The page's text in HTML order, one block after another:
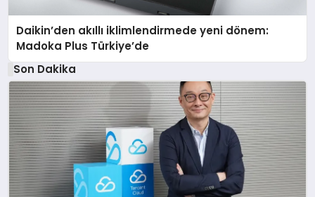
Daikin’den akıllı iklimlendirmede yeni dönem:
Madoka Plus Türkiye’de
Son Dakika